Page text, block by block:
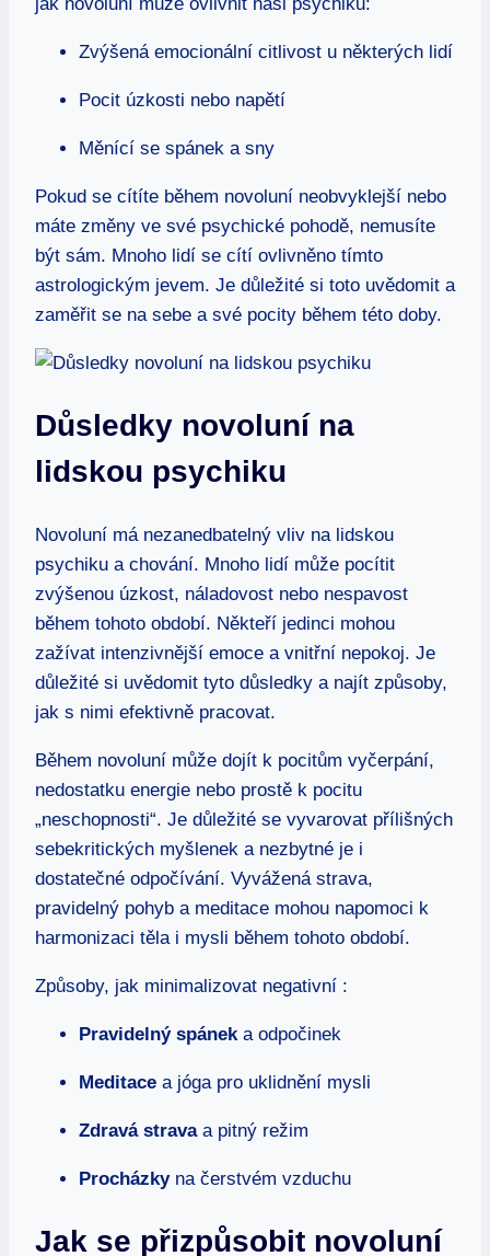
Zvýšená emocionální citlivost u některých lidí
Pocit úzkosti nebo napětí
Měnící se spánek a sny
Pokud se cítíte během novoluní neobvyklejší nebo
máte změny ve své psychické pohodě, nemusíte
být sám. Mnoho lidí se cítí ovlivněno tímto
astrologickým jevem. Je důležité si toto uvědomit a
zaměřit se na sebe a své pocity během této doby.
Důsledky novoluní na
lidskou psychiku
Novoluní má nezanedbatelný vliv na lidskou
psychiku a chování. Mnoho lidí může pocítit
zvýšenou úzkost, náladovost nebo nespavost
během tohoto období. Někteří jedinci mohou
zažívat intenzivnější emoce a vnitřní nepokoj. Je
důležité si uvědomit tyto důsledky a najít způsoby,
jak s nimi efektivně pracovat.
Během novoluní může dojít k pocitům vyčerpání,
nedostatku energie nebo prostě k pocitu
„neschopnosti“. Je důležité se vyvarovat přílišných
sebekritických myšlenek a nezbytné je i
dostatečné odpočívání. Vyvážená strava,
pravidelný pohyb a meditace mohou napomoci k
harmonizaci těla i mysli během tohoto období.
Způsoby, jak minimalizovat negativní :
Pravidelný spáneka odpočinek
Meditace a jóga pro uklidnění mysli
Zdravá stravaa pitný režim
Procházkyna čerstvém vzduchu
Jak se přizpůsobit novoluní